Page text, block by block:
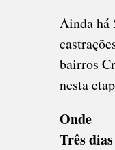
Ainda há
bairros
nesta
Onde
Três